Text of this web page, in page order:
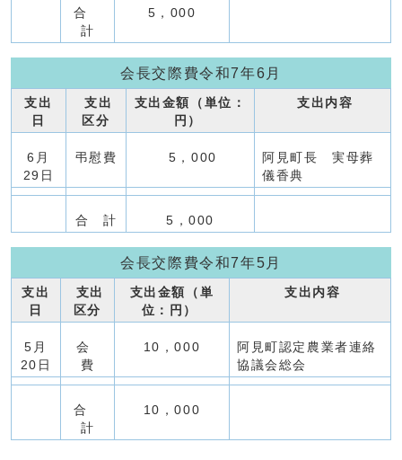
合
計
5，000
会長交際費令和7年6月
支出
日
支出
区分
支出金額（単位：
円）
支出内容
6月
29日
弔慰費 5，000
阿見町長 実母葬
儀香典
合 計 5，000
会長交際費令和7年5月
支出
日
支出
区分
支出金額（単
位：円）
支出内容
5月
20日
会
費
10，000
阿見町認定農業者連絡
協議会総会
合
計
10，000